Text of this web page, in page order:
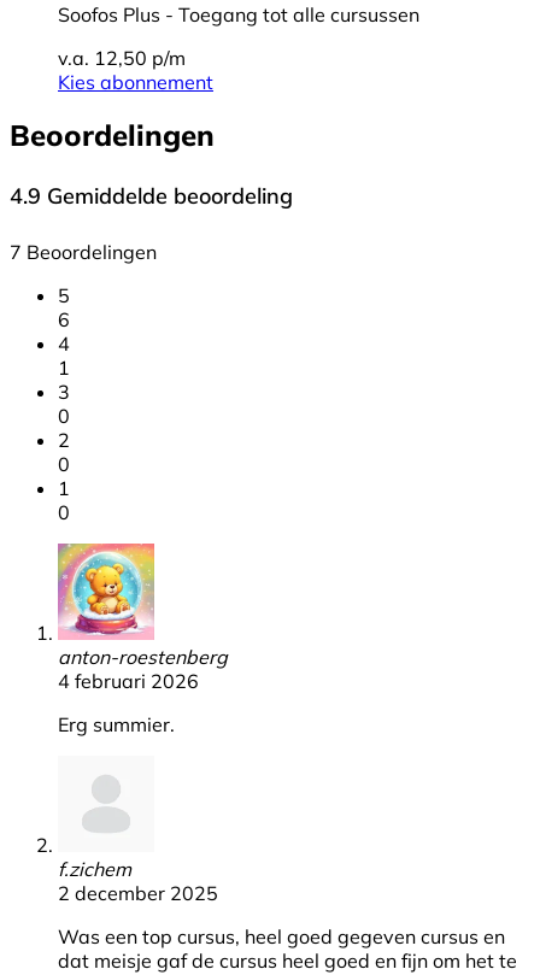
Soofos Plus - Toegang tot alle cursussen
v.a. 12,50 p/m
Kies abonnement
Beoordelingen
4.9 Gemiddelde beoordeling
7 Beoordelingen
5
6
4
1
3
0
2
0
1
0
anton-roestenberg
4 februari 2026
Erg summier.
f.zichem
2 december 2025
Was een top cursus, heel goed gegeven cursus en
dat meisje gaf de cursus heel goed en fijn om het te